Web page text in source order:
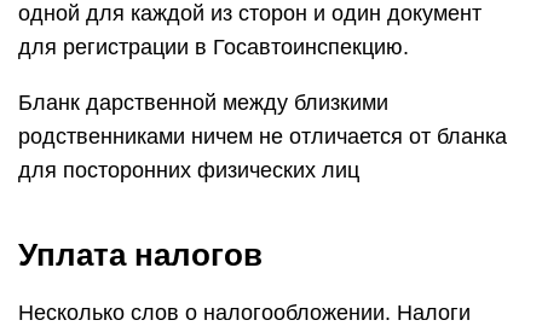
одной для каждой из сторон и один документ
для регистрации в Госавтоинспекцию.
Бланк дарственной между близкими
родственниками ничем не отличается от бланка
для посторонних физических лиц
Уплата налогов
Несколько слов о налогообложении. Налоги